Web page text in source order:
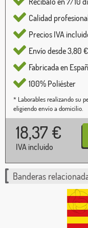
Calidad
Precios IVA
Envío desde 3,80
Fabricada en
100% Poliéster
* Laborables realizando su
eligiendo envío a domicilio.
18,37 €
IVA incluido
Banderas